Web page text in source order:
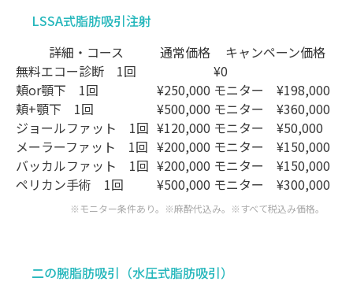
LSSA式脂肪吸引注射
詳細・コース
通常価格
キャンペーン価格
無料エコー診断 1回
¥0
頬or顎下 1回 ¥250,000 モニター ¥198,000
頬+顎下 1回 ¥500,000 モニター ¥360,000
ジョールファット 1回 ¥120,000 モニター ¥50,000
メーラーファット 1回 ¥200,000 モニター ¥150,000
バッカルファット 1回 ¥200,000 モニター ¥150,000
ペリカン手術 1回 ¥500,000 モニター ¥300,000
※モニター条件あり。※麻酔代込み。 ※すべて税込み価格。
二の腕脂肪吸引（水圧式脂肪吸引）